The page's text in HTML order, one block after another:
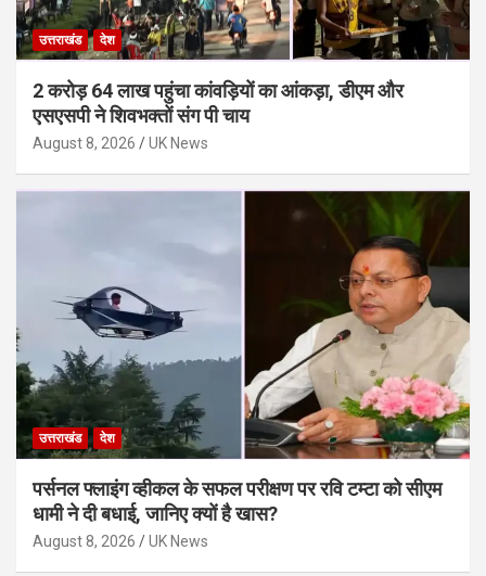
उत्तराखंड देश
2 करोड़ 64 लाख पहुंचा कांवड़ियों का आंकड़ा, डीएम और
एसएसपी ने शिवभक्तों संग पी चाय
August 8, 2026 UK News
उत्तराखंड देश
पर्सनल फ्लाइंग व्हीकल के सफल परीक्षण पर रवि टम्टा को सीएम
धामी ने दी बधाई, जानिए क्यों है खास?
August 8, 2026 UK News